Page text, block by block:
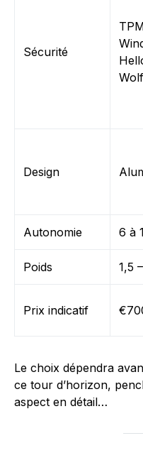
Sécurité
Design
Autonomie 6 à
Poids 1,5
Prix indicatif
Le choix dépendra
ce tour d’horizon,
aspect en détail…